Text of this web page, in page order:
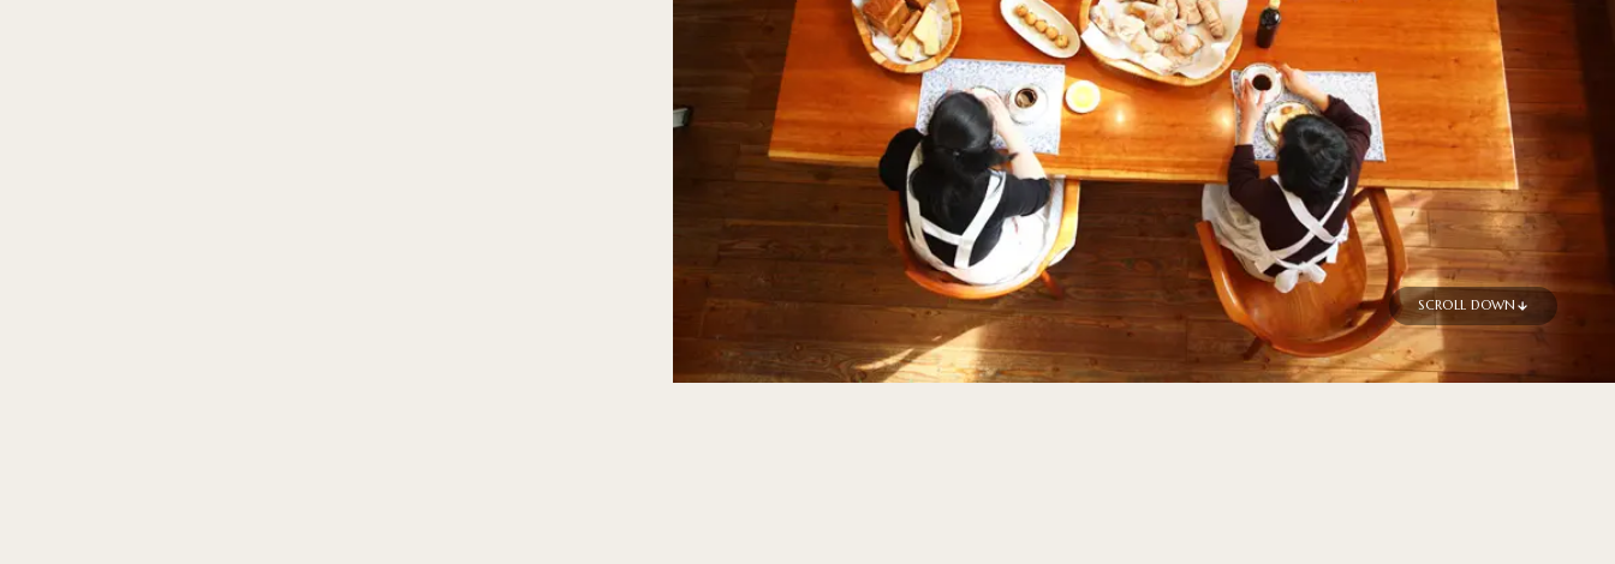
SCROLL DOWN